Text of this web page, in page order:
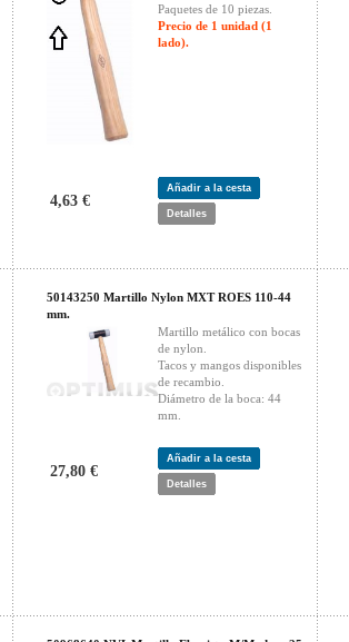
Paquetes de 10 piezas.
Precio de 1 unidad (1
lado).
4,63 €
Añadir a la cesta
Detalles
50143250 Martillo Nylon MXT ROES 110-44
mm.
Martillo metálico con bocas
de nylon.
Tacos y mangos disponibles
de recambio.
Diámetro de la boca: 44
mm.
27,80 €
Añadir a la cesta
Detalles